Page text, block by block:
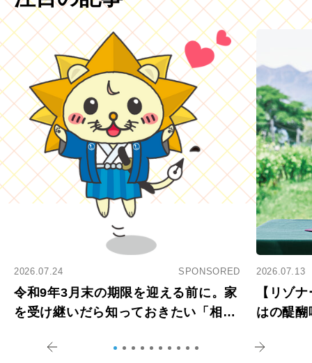
2026.07.24 SPONSORED
令和9年3月末の期限を迎える前に。家
を受け継いだら知っておきたい「相続
2026.07.13
【リゾ
はの醍